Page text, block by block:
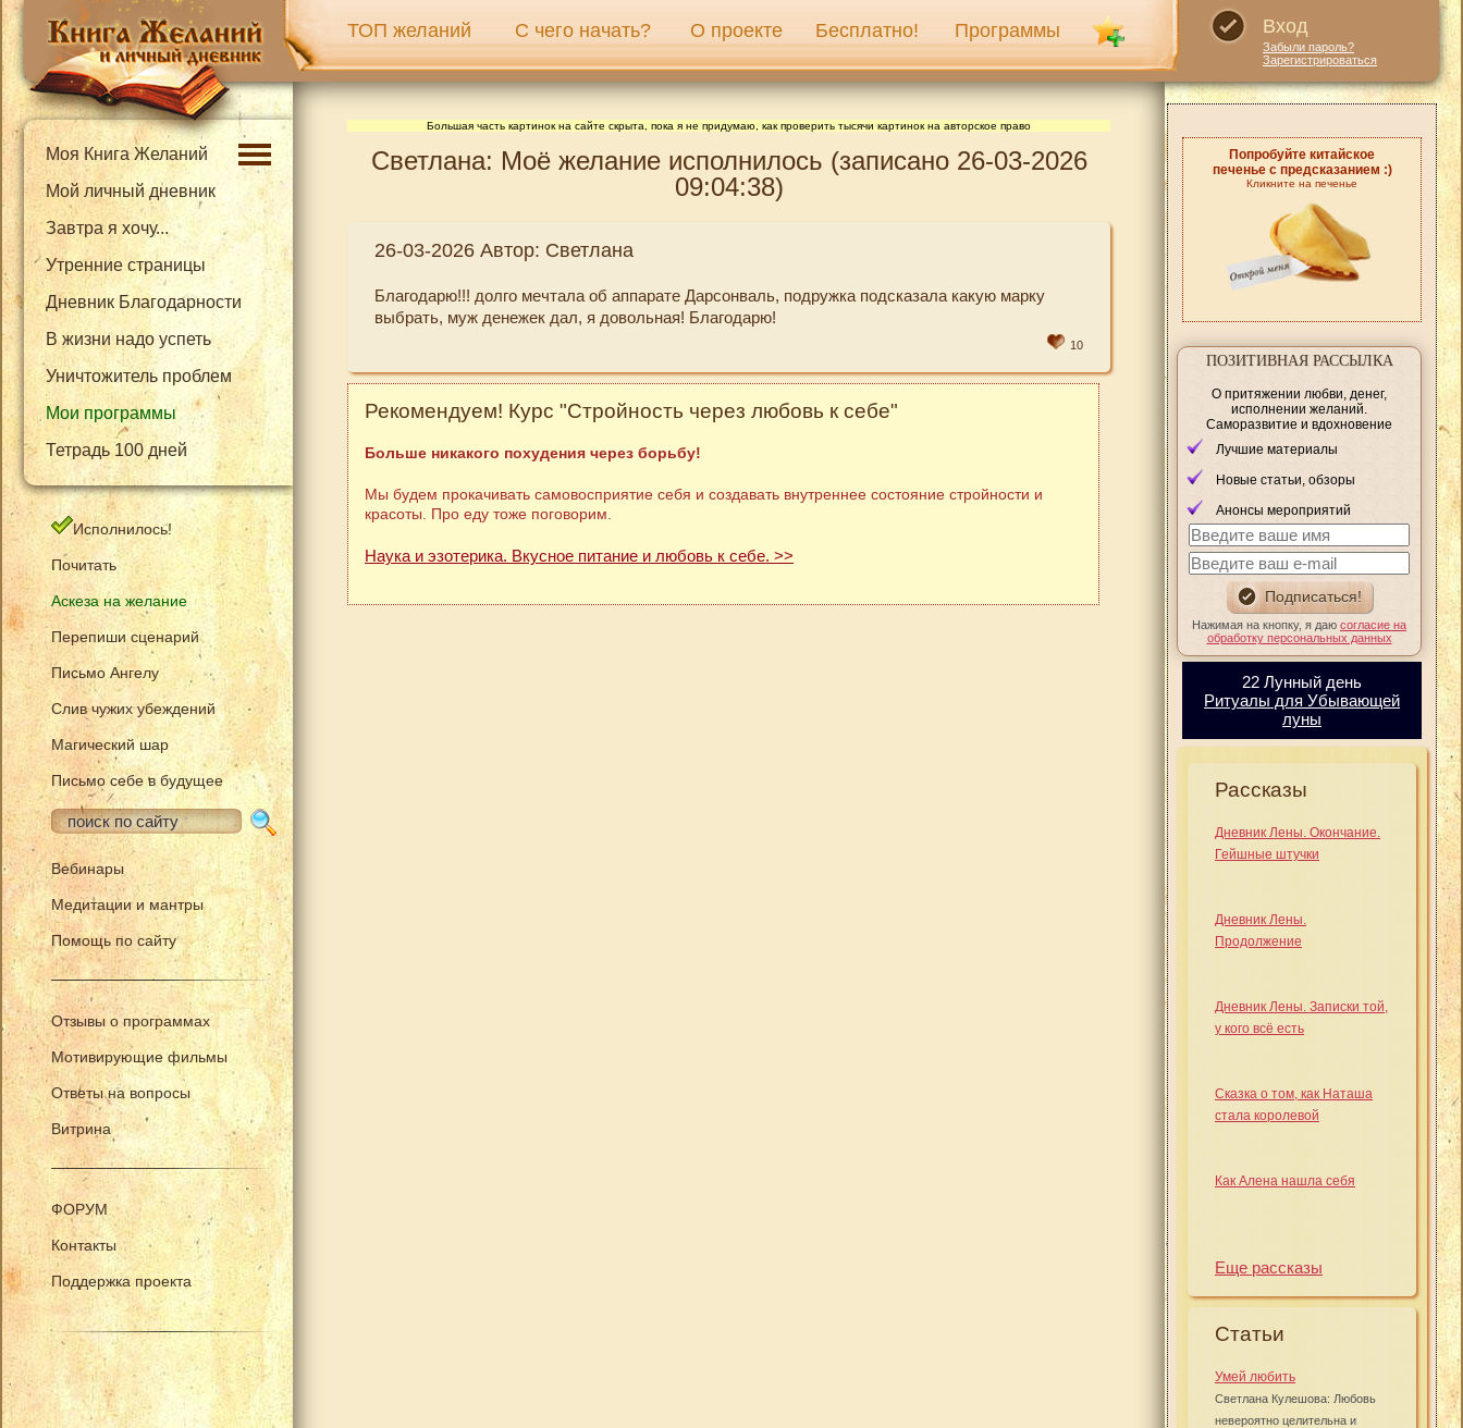
ТОП желаний С чего начать? О проекте Бесплатно! Программы Вход
Забыли пароль?
Зарегистрироваться
Моя Книга Желаний
Мой личный дневник
Завтра я хочу...
Утренние страницы
Дневник Благодарности
В жизни надо успеть
Уничтожитель проблем
Мои программы
Тетрадь 100 дней
Исполнилось!
Почитать
Аскеза на желание
Перепиши сценарий
Письмо Ангелу
Слив чужих убеждений
Магический шар
Письмо себе в будущее
Вебинары
Медитации и мантры
Помощь по сайту
Отзывы о программах
Мотивирующие фильмы
Ответы на вопросы
Витрина
ФОРУМ
Контакты
Поддержка проекта
Большая часть картинок на сайте скрыта, пока я не придумаю, как проверить тысячи картинок на авторское право
Светлана: Моё желание исполнилось (записано 26-03-2026
09:04:38)
26-03-2026 Автор: Светлана
Благодарю!!! долго мечтала об аппарате Дарсонваль, подружка подсказала какую марку
выбрать, муж денежек дал, я довольная! Благодарю!
10
Рекомендуем! Курс "Стройность через любовь к себе"
Больше никакого похудения через борьбу!
Мы будем прокачивать самовосприятие себя и создавать внутреннее состояние стройности и
красоты. Про еду тоже поговорим.
Наука и эзотерика. Вкусное питание и любовь к себе. >>
Попробуйте китайское
печенье с предсказанием :)
Кликните на печенье
ПОЗИТИВНАЯ РАССЫЛКА
О притяжении любви, денег,
исполнении желаний.
Саморазвитие и вдохновение
Лучшие материалы
Новые статьи, обзоры
Анонсы мероприятий
Нажимая на кнопку, я даю согласие на
обработку персональных данных
22 Лунный день
Ритуалы для Убывающей
луны
Рассказы
Дневник Лены. Окончание.
Гейшные штучки
Дневник Лены.
Продолжение
Дневник Лены. Записки той,
у кого всё есть
Сказка о том, как Наташа
стала королевой
Как Алена нашла себя
Еще рассказы
Статьи
Умей любить
Светлана Кулешова: Любовь
невероятно целительна и